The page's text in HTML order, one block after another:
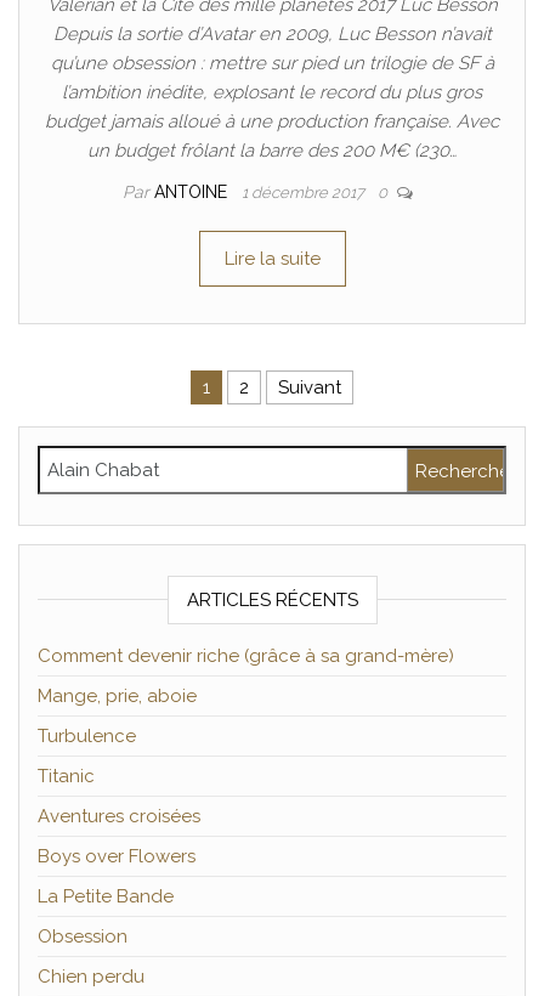
Valérian et la Cité des mille planètes 2017 Luc Besson
Depuis la sortie d’Avatar en 2009, Luc Besson n’avait
qu’une obsession : mettre sur pied un trilogie de SF à
l’ambition inédite, explosant le record du plus gros
budget jamais alloué à une production française. Avec
un budget frôlant la barre des 200 M€ (230…
ParANTOINE 1 décembre 2017 0
Lire la suite
Pagination des publications
1 2 Suivant
Rechercher :
ARTICLES RÉCENTS
Comment devenir riche (grâce à sa grand-mère)
Mange, prie, aboie
Turbulence
Titanic
Aventures croisées
Boys over Flowers
La Petite Bande
Obsession
Chien perdu